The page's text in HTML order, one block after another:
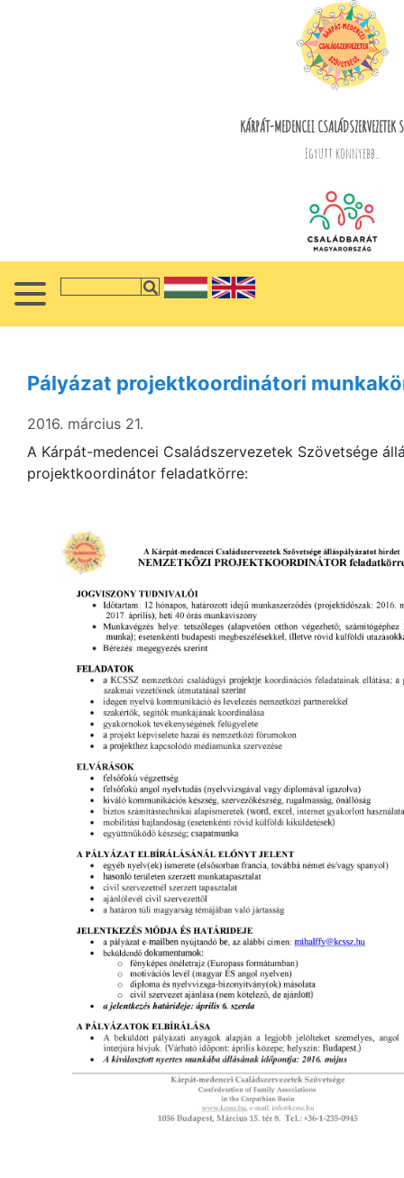
KÁRPÁT-MEDENCEI CSALÁDSZERVEZETEK
Együtt könnyebb...
Pályázat projektkoordinátori
2016. március 21.
A Kárpát-medencei Családszervezetek Szövetsége
projektkoordinátor feladatkörre: